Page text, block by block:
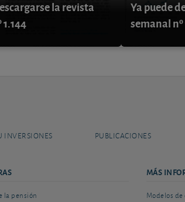
la revista
Ya puede
semanal nº
INVERSIONES PUBLICACIONES
la pensión
MÁS
Modelos